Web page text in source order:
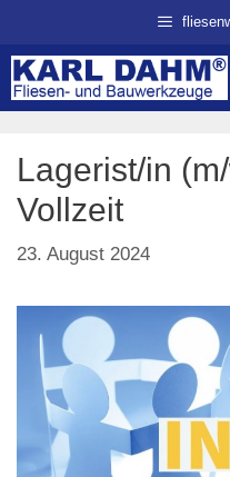
springen
Lagerist/in
Vollzeit
23. August 2024